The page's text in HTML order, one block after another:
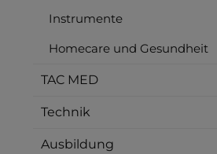
Instrumente
Homecare und Gesundheit
TAC MED
Technik
Ausbildung